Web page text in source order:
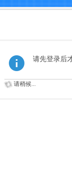
请先登录后
请稍候...